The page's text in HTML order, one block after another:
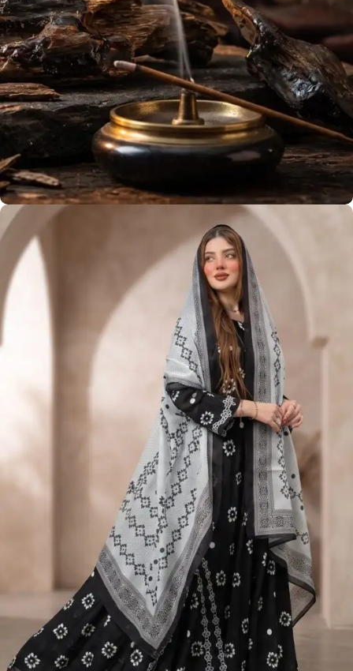
عود فيتنامي
استمتع برائحة أفضل أنواع العود في عُمان
View more